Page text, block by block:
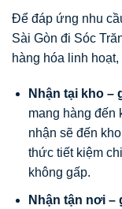
Để đáp ứng nhu
Sài Gòn đi Sóc
hàng hóa linh
Nhận tại kho –
mang hàng đến
nhận sẽ đến
thức tiết kiệm
không gấp.
Nhận tận nơi –